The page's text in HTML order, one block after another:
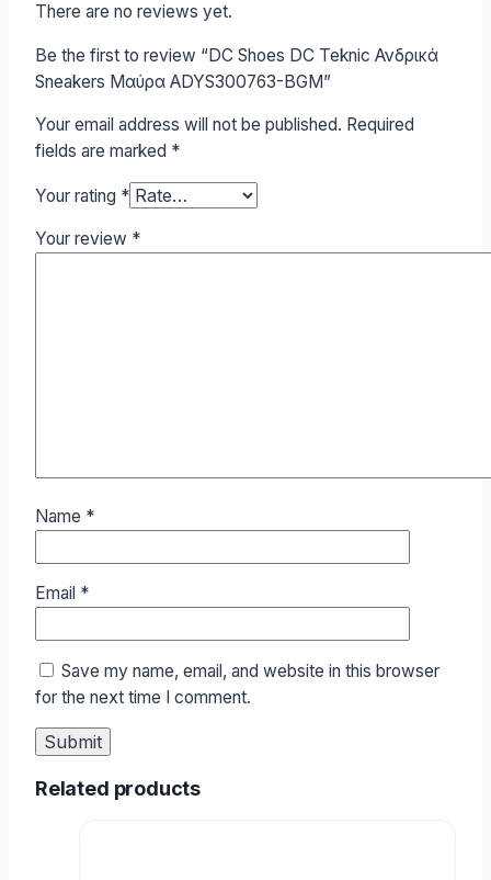
There are no reviews yet.
Be the first to review “DC Shoes DC Teknic Ανδρικά
Sneakers Μαύρα ADYS300763-BGM”
Your email address will not be published. Required
fields are marked *
Your rating *
Your review *
Name *
Email *
Save my name, email, and website in this browser
for the next time I comment.
Related products